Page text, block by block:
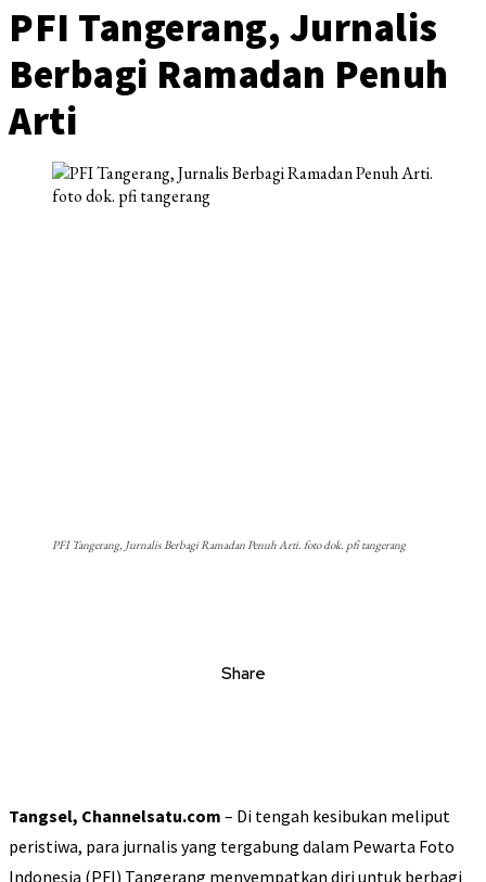
PFI Tangerang, Jurnalis
Berbagi Ramadan Penuh
Arti
PFI Tangerang, Jurnalis Berbagi Ramadan Penuh Arti. foto dok. pfi tangerang
Share
Tangsel, Channelsatu.com – Di tengah kesibukan meliput
peristiwa, para jurnalis yang tergabung dalam Pewarta Foto
Indonesia (PFI) Tangerang menyempatkan diri untuk berbagi